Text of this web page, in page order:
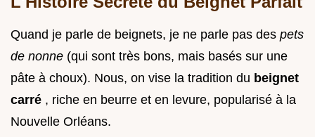
Quand je parle de beignets, je ne parle pas des pets
de nonne (qui sont très bons, mais basés sur une
pâte à choux). Nous, on vise la tradition du beignet
carré , riche en beurre et en levure, popularisé à la
Nouvelle Orléans.